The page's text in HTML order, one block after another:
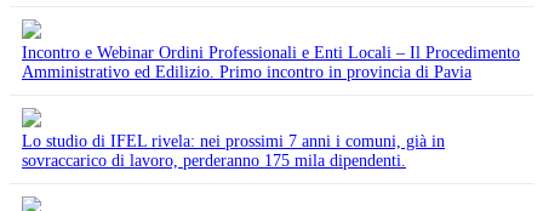
Incontro e Webinar Ordini Professionali e Enti Locali – Il Procedimento
Amministrativo ed Edilizio. Primo incontro in provincia di Pavia
Lo studio di IFEL rivela: nei prossimi 7 anni i comuni, già in
sovraccarico di lavoro, perderanno 175 mila dipendenti.